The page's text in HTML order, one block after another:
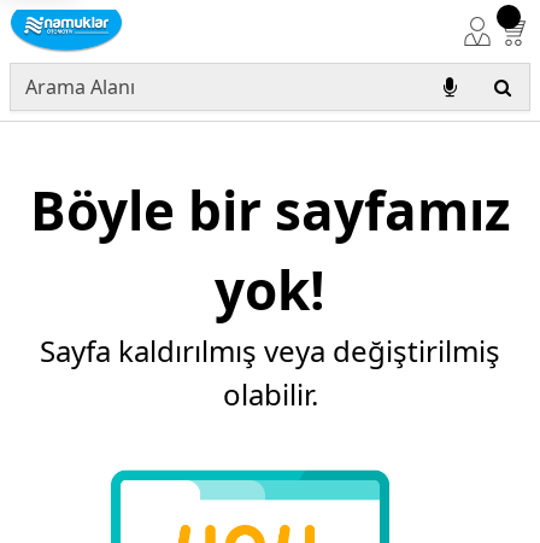
Böyle bir sayfamız
yok!
Sayfa kaldırılmış veya değiştirilmiş
olabilir.